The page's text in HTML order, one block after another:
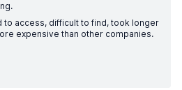
to access, difficult to find, took longer
expensive than other companies.